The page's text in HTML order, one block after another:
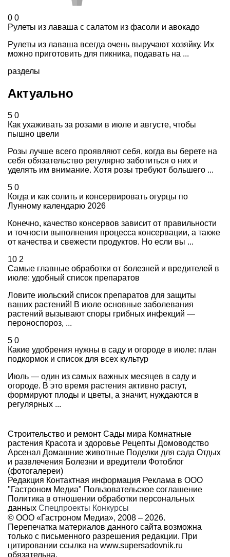
0 0
Рулеты из лаваша с салатом из фасоли и авокадо
Рулеты из лаваша всегда очень выручают хозяйку. Их
можно приготовить для пикника, подавать на ...
разделы
Актуально
5 0
Как ухаживать за розами в июле и августе, чтобы
пышно цвели
Розы лучше всего проявляют себя, когда вы берете на
себя обязательство регулярно заботиться о них и
уделять им внимание. Хотя розы требуют большего ...
5 0
Когда и как солить и консервировать огурцы по
Лунному календарю 2026
Конечно, качество консервов зависит от правильности
и точности выполнения процесса консервации, а также
от качества и свежести продуктов. Но если вы ...
10 2
Самые главные обработки от болезней и вредителей в
июле: удобный список препаратов
Ловите июльский список препаратов для защиты
ваших растений! В июле основные заболевания
растений вызывают споры грибных инфекций —
пероноспороз, ...
5 0
Какие удобрения нужны в саду и огороде в июле: план
подкормок и список для всех культур
Июль — один из самых важных месяцев в саду и
огороде. В это время растения активно растут,
формируют плоды и цветы, а значит, нуждаются в
регулярных ...
Строительство и ремонт Сады мира Комнатные
растения Красота и здоровье Рецепты Домоводство
Арсенал Домашние животные Поделки для сада Отдых
и развлечения Болезни и вредители Фотоблог
(фотогалереи)
Редакция Контактная информация Реклама в ООО
"Гастроном Медиа" Пользовательское соглашение
Политика в отношении обработки персональных
данных Спецпроекты Конкурсы
© ООО «Гастроном Медиа», 2008 – 2026.
Перепечатка материалов данного сайта возможна
только с письменного разрешения редакции. При
цитировании ссылка на www.supersadovnik.ru
обязательна.